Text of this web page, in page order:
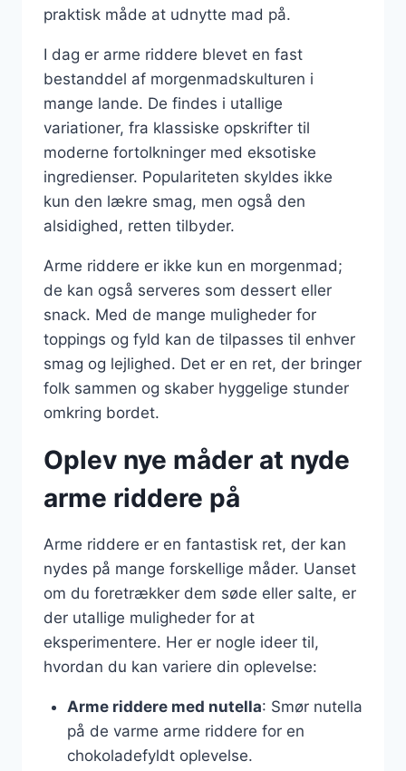
praktisk måde at udnytte mad på.
I dag er arme riddere blevet en fast
bestanddel af morgenmadskulturen i
mange lande. De findes i utallige
variationer, fra klassiske opskrifter til
moderne fortolkninger med eksotiske
ingredienser. Populariteten skyldes ikke
kun den lækre smag, men også den
alsidighed, retten tilbyder.
Arme riddere er ikke kun en morgenmad;
de kan også serveres som dessert eller
snack. Med de mange muligheder for
toppings og fyld kan de tilpasses til enhver
smag og lejlighed. Det er en ret, der bringer
folk sammen og skaber hyggelige stunder
omkring bordet.
Oplev nye måder at nyde
arme riddere på
Arme riddere er en fantastisk ret, der kan
nydes på mange forskellige måder. Uanset
om du foretrækker dem søde eller salte, er
der utallige muligheder for at
eksperimentere. Her er nogle ideer til,
hvordan du kan variere din oplevelse:
Arme riddere med nutella: Smør nutella
på de varme arme riddere for en
chokoladefyldt oplevelse.